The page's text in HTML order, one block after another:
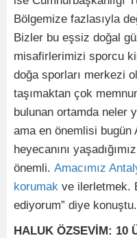
Bölgemize fazlasıyla
Bizler bu eşsiz doğal
misafirlerimizi sporcu
doğa sporları merkezi
taşımaktan çok
bulunan ortamda neler
ama en önemlisi bugün
heyecanını
önemli. Amacımız
korumak ve ilerletmek.
ediyorum” diye konuştu.
HALUK ÖZSEVİM: 10